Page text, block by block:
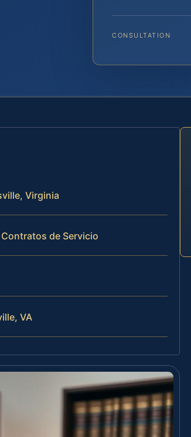
CONSULTATION
Virginia
de Servicio
VA